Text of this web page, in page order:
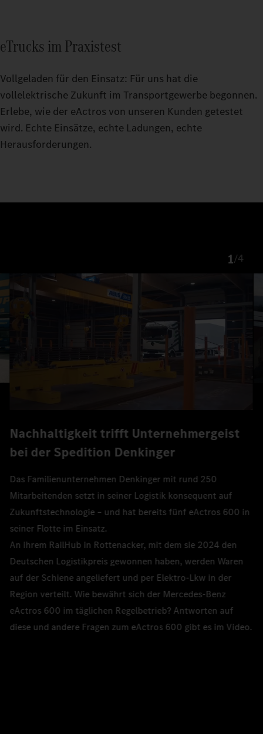
eTrucks im Praxistest
Vollgeladen für den Einsatz: Für uns hat die
vollelektrische Zukunft im Transportgewerbe begonnen.
Erlebe, wie der eActros von unseren Kunden getestet
wird. Echte Einsätze, echte Ladungen, echte
Herausforderungen.
1/4
Nachhaltigkeit trifft Unternehmergeist
bei der Spedition Denkinger
Das Familienunternehmen Denkinger mit rund 250
Mitarbeitenden setzt in seiner Logistik konsequent auf
Zukunftstechnologie – und hat bereits fünf eActros 600 in
seiner Flotte im Einsatz.
An ihrem RailHub in Rottenacker, mit dem sie 2024 den
Deutschen Logistikpreis gewonnen haben, werden Waren
auf der Schiene angeliefert und per Elektro-Lkw in der
Region verteilt. Wie bewährt sich der Mercedes‑Benz
eActros 600 im täglichen Regelbetrieb? Antworten auf
diese und andere Fragen zum eActros 600 gibt es im Video.